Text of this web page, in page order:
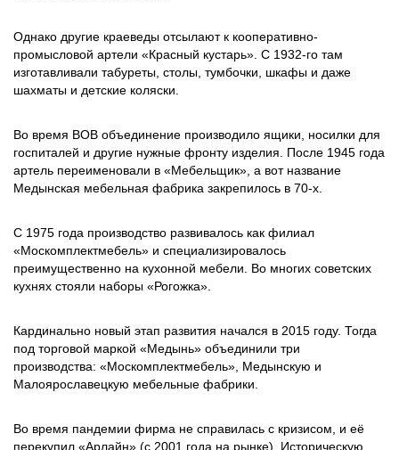
Однако другие краеведы отсылают к кооперативно-
промысловой артели «Красный кустарь». С 1932-го там
изготавливали табуреты, столы, тумбочки, шкафы и даже
шахматы и детские коляски.
Во время ВОВ объединение производило ящики, носилки для
госпиталей и другие нужные фронту изделия. После 1945 года
артель переименовали в «Мебельщик», а вот название
Медынская мебельная фабрика закрепилось в 70-х.
С 1975 года производство развивалось как филиал
«Москомплектмебель» и специализировалось
преимущественно на кухонной мебели. Во многих советских
кухнях стояли наборы «Рогожка».
Кардинально новый этап развития начался в 2015 году. Тогда
под торговой маркой «Медынь» объединили три
производства: «Москомплектмебель», Медынскую и
Малоярославецкую мебельные фабрики.
Во время пандемии фирма не справилась с кризисом, и её
перекупил «Арлайн» (с 2001 года на рынке). Историческую